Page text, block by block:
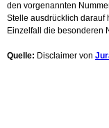
den vorgenannten
Stelle ausdrücklich darauf
Einzelfall die besonderen
Quelle: Disclaimer von